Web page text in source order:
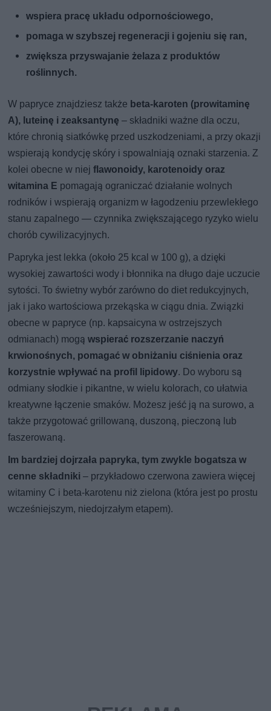
wspiera pracę układu odpornościowego,
pomaga w szybszej regeneracji i gojeniu się ran,
zwiększa przyswajanie żelaza z produktów
roślinnych.
W papryce znajdziesz także beta-karoten (prowitaminę
A), luteinę i zeaksantynę – składniki ważne dla oczu,
które chronią siatkówkę przed uszkodzeniami, a przy okazji
wspierają kondycję skóry i spowalniają oznaki starzenia. Z
kolei obecne w niejflawonoidy, karotenoidy oraz
witamina E pomagają ograniczać działanie wolnych
rodników i wspierają organizm w łagodzeniu przewlekłego
stanu zapalnego — czynnika zwiększającego ryzyko wielu
chorób cywilizacyjnych.
Papryka jest lekka (około 25 kcal w 100 g), a dzięki
wysokiej zawartości wody i błonnika na długo daje uczucie
sytości. To świetny wybór zarówno do diet redukcyjnych,
jak i jako wartościowa przekąska w ciągu dnia. Związki
obecne w papryce (np. kapsaicyna w ostrzejszych
odmianach) mogąwspierać rozszerzanie naczyń
krwionośnych, pomagać w obniżaniu ciśnienia oraz
korzystnie wpływać na profil lipidowy. Do wyboru są
odmiany słodkie i pikantne, w wielu kolorach, co ułatwia
kreatywne łączenie smaków. Możesz jeść ją na surowo, a
także przygotować grillowaną, duszoną, pieczoną lub
faszerowaną.
Im bardziej dojrzała papryka, tym zwykle bogatsza w
cenne składniki – przykładowo czerwona zawiera więcej
witaminy C i beta-karotenu niż zielona (która jest po prostu
wcześniejszym, niedojrzałym etapem).